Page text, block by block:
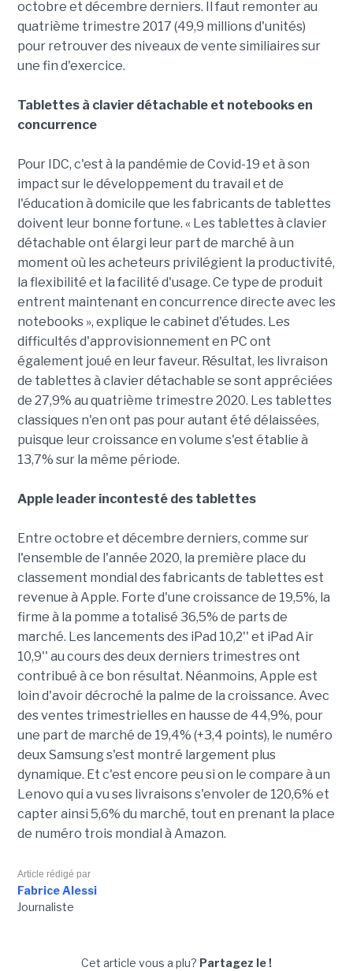
octobre et décembre derniers. Il faut remonter au
quatrième trimestre 2017 (49,9 millions d'unités)
pour retrouver des niveaux de vente similiaires sur
une fin d'exercice.
Tablettes à clavier détachable et notebooks en
concurrence
Pour IDC, c'est à la pandémie de Covid-19 et à son
impact sur le développement du travail et de
l'éducation à domicile que les fabricants de tablettes
doivent leur bonne fortune. « Les tablettes à clavier
détachable ont élargi leur part de marché à un
moment où les acheteurs privilégient la productivité,
la flexibilité et la facilité d'usage. Ce type de produit
entrent maintenant en concurrence directe avec les
notebooks », explique le cabinet d'études. Les
difficultés d'approvisionnement en PC ont
également joué en leur faveur. Résultat, les livraison
de tablettes à clavier détachable se sont appréciées
de 27,9% au quatrième trimestre 2020. Les tablettes
classiques n'en ont pas pour autant été délaissées,
puisque leur croissance en volume s'est établie à
13,7% sur la même période.
Apple leader incontesté des tablettes
Entre octobre et décembre derniers, comme sur
l'ensemble de l'année 2020, la première place du
classement mondial des fabricants de tablettes est
revenue à Apple. Forte d'une croissance de 19,5%, la
firme à la pomme a totalisé 36,5% de parts de
marché. Les lancements des iPad 10,2'' et iPad Air
10,9'' au cours des deux derniers trimestres ont
contribué à ce bon résultat. Néanmoins, Apple est
loin d'avoir décroché la palme de la croissance. Avec
des ventes trimestrielles en hausse de 44,9%, pour
une part de marché de 19,4% (+3,4 points), le numéro
deux Samsung s'est montré largement plus
dynamique. Et c'est encore peu si on le compare à un
Lenovo qui a vu ses livraisons s'envoler de 120,6% et
capter ainsi 5,6% du marché, tout en prenant la place
de numéro trois mondial à Amazon.
Article rédigé par
Fabrice Alessi
Journaliste
Cet article vous a plu? Partagez le !